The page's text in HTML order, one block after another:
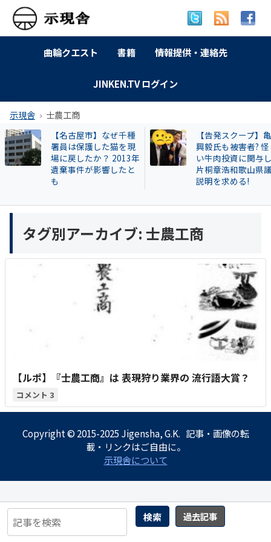
曲輪クエスト 書籍 情報提供・連絡先
JINKEN.TV ログイン
示現舎 士農工商
【名古屋市】なぜ千種
署員は保護した猫を現
場に戻したか？ 2013年
遺棄事件が影響したと
も
【告発スクープ】
興毅氏も被害者?
い牛肉投資に関与
片桐章浩和歌山県
説明を求める!
検索 過去記事
タグ別アーカイブ: 士農工商
【ルポ】『士農工商』は 表現狩り業界の 流行語大賞？
3
Copyright © 2015-2025 Jigensha, G.K. 記事・画像の転
載・リンクはご自由に。
示現舎について